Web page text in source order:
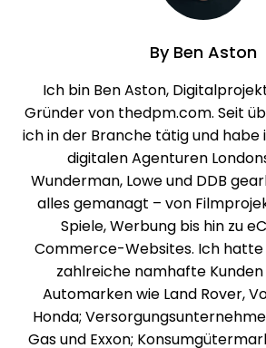
ByBen Aston
Ich bin Ben Aston,
Gründer von thedpm.com. Seit
ich in der Branche tätig und habe
digitalen Agenturen
Wunderman, Lowe und DDB
alles gemanagt – von
Spiele, Werbung bis hin zu
Commerce-Websites. Ich hatte
zahlreiche namhafte Kunden
Automarken wie Land Rover,
Honda;
Gas und Exxon;